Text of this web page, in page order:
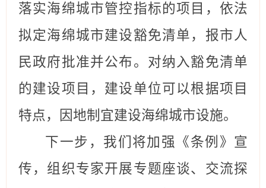
落实海绵城市管控指标的项目， 依法
拟定海绵城市建设豁免清单，报市人
民政府批准并公布。对纳入豁免清单
的建设项目，建设单位可以根据项目
特点，因地制宜建设海绵城市设施。
下一步，我们将加强《条例》宣
传，组织专家开展专题座谈、交流探